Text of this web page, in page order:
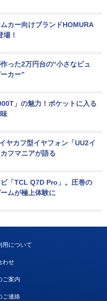
カー向けブランドHOMURA
！
った2万円台の“小さなピュ
カー”
」の魅力！ポケットに入る
ヤカフ型イヤフォン「UU2イ
フマニアが語る
「TCL Q7D Pro」。圧巻の
ムが極上体験に
用について
わせ
ご案内
ご連絡